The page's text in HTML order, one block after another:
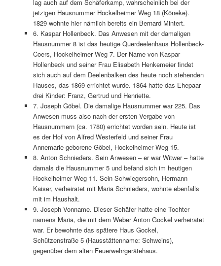
lag auch auf dem Schäferkamp, wahrscheinlich bei der
jetzigen Hausnummer Hockelheimer Weg 18 (Köneke).
1829 wohnte hier nämlich bereits ein Bernard Mintert.
6. Kaspar Hollenbeck. Das Anwesen mit der damaligen
Hausnummer 8 ist das heutige Querdeelenhaus Hollenbeck-
Coers, Hockelheimer Weg 7. Der Name von Kaspar
Hollenbeck und seiner Frau Elisabeth Henkemeier findet
sich auch auf dem Deelenbalken des heute noch stehenden
Hauses, das 1869 errichtet wurde. 1864 hatte das Ehepaar
drei Kinder: Franz, Gertrud und Henriette.
7. Joseph Göbel. Die damalige Hausnummer war 225. Das
Anwesen muss also nach der ersten Vergabe von
Hausnummern (ca. 1780) errichtet worden sein. Heute ist
es der Hof von Alfred Westerfeld und seiner Frau
Annemarie geborene Göbel, Hockelheimer Weg 15.
8. Anton Schnieders. Sein Anwesen – er war Witwer – hatte
damals die Hausnummer 5 und befand sich im heutigen
Hockelheimer Weg 11. Sein Schwiegersohn, Hermann
Kaiser, verheiratet mit Maria Schnieders, wohnte ebenfalls
mit im Haushalt.
9. Joseph Vonname. Dieser Schäfer hatte eine Tochter
namens Maria, die mit dem Weber Anton Gockel verheiratet
war. Er bewohnte das spätere Haus Gockel,
Schützenstraße 5 (Hausstättenname: Schweins),
gegenüber dem alten Feuerwehrgerätehaus.